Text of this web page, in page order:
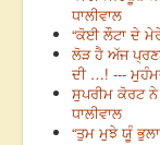
ਧਾਲੀਵਾਲ
“ਕੋਈ ਲੌਟਾ ਦੇ
ਲੋੜ ਹੈ ਅੱਜ
ਦੀ …! ---
ਸੁਪਰੀਮ ਕੋਰਟ
ਧਾਲੀਵਾਲ
“ਤੁਮ ਮੁਝੇ ਯੂੰ